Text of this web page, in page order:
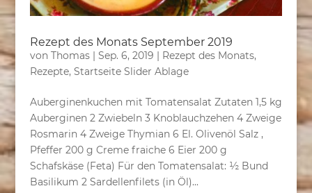
Rezept des Monats September 2019
von Thomas| Sep. 6, 2019 | Rezept des Monats,
Rezepte, Startseite Slider Ablage
Auberginenkuchen mit Tomatensalat Zutaten 1,5 kg
Auberginen 2 Zwiebeln 3 Knoblauchzehen 4 Zweige
Rosmarin 4 Zweige Thymian 6 El. Olivenöl Salz ,
Pfeffer 200 g Creme fraiche 6 Eier 200 g
Schafskäse (Feta) Für den Tomatensalat: ½ Bund
Basilikum 2 Sardellenfilets (in Öl)...